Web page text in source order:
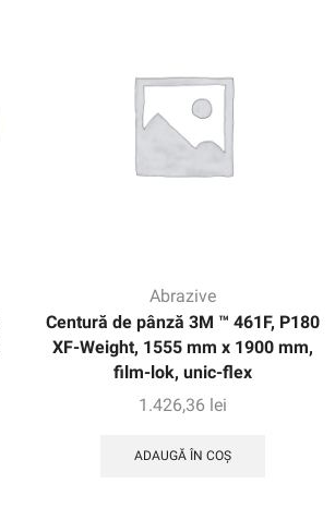
Abrazive
Centură de pânză 3M ™ 461F, P180
XF-Weight, 1555 mm x 1900 mm,
film-lok, unic-flex
1.426,36 lei
ADAUGĂ ÎN COȘ